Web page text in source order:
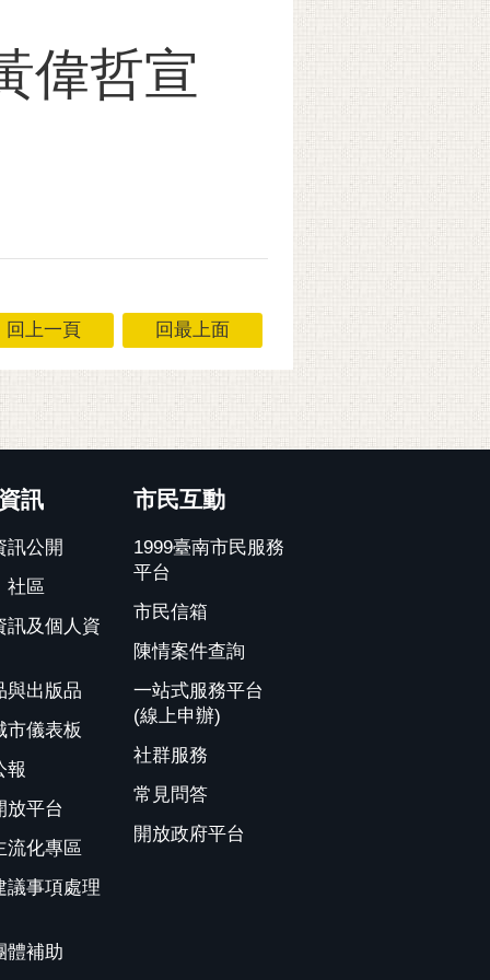
偉哲宣
回上一頁 回最上面
訊
訊公開
社區
訊及個人資
與出版品
市儀表板
報
放平台
流化專區
議事項處理
體補助
市民互動
1999臺南市民服務
平台
市民信箱
陳情案件查詢
一站式服務平台
(線上申辦)
社群服務
常見問答
開放政府平台